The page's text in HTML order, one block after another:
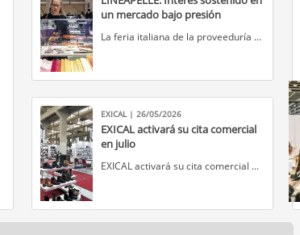
un mercado bajo presión
​La feria italiana de la proveeduría ...
EXICAL | 26/05/2026
​EXICAL activará su cita comercial
en julio
​EXICAL activará su cita comercial ...